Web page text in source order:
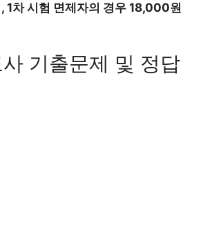
차 시험 면제자의 경우 18,000원
기출문제 및 정답